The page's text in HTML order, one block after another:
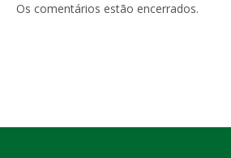
Os comentários estão encerrados.